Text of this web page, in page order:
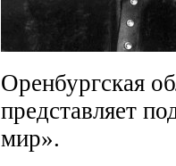
Оренбургская
представляет
мир».